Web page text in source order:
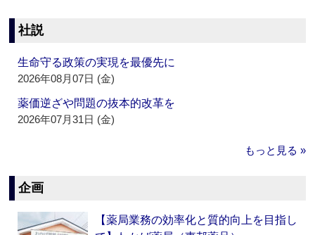
社説
生命守る政策の実現を最優先に
2026年08月07日 (金)
薬価逆ざや問題の抜本的改革を
2026年07月31日 (金)
もっと見る »
企画
【薬局業務の効率化と質的向上を目指し